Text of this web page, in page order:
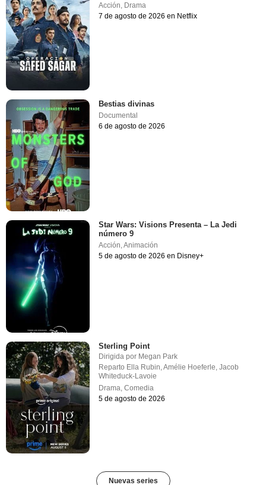
Acción Drama
7 de agosto de 2026 en Netflix
Bestias divinas
Documental
6 de agosto de 2026
Star Wars: Visions Presenta – La Jedi
número 9
Acción,Animación
5 de agosto de 2026 en Disney+
Sterling Point
Dirigida por Megan Park
Reparto Ella Rubin ,Amélie Hoeferle ,Jacob
Whiteduck-Lavoie
Drama ,Comedia
5 de agosto de 2026
Nuevas series